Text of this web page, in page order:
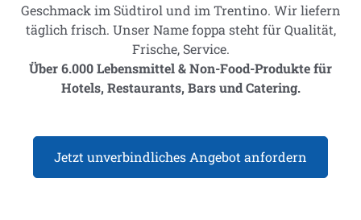
Geschmack im Südtirol und im Trentino. Wir liefern
täglich frisch. Unser Name foppa steht für Qualität,
Frische, Service.
Über 6.000 Lebensmittel & Non-Food-Produkte für
Hotels, Restaurants, Bars und Catering.
Jetzt unverbindliches Angebot anfordern